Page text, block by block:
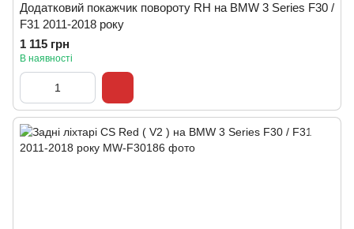
Додатковий покажчик повороту RH на BMW 3 Series F30 /
F31 2011-2018 року
1 115 грн
В наявності